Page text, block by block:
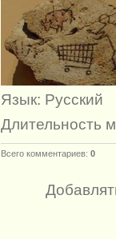
Язык: Русский
Длительность
Всего комментариев: 0